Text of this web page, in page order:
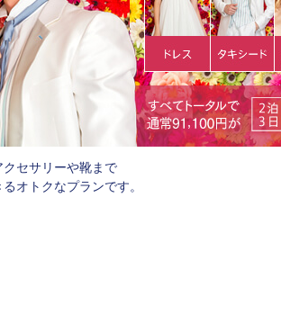
クセサリーや靴まで
オトクなプランです。